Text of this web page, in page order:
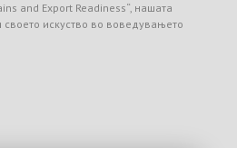
and Export Readiness“, нашата
своето искуство во воведувањето